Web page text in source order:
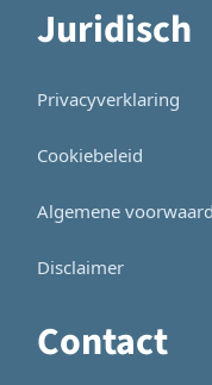
Juridisch
Privacyverklaring
Cookiebeleid
Algemene
Disclaimer
Contact